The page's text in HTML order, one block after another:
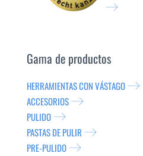
Gama de productos
HERRAMIENTAS CON VÁSTAGO
ACCESORIOS
PULIDO
PASTAS DE PULIR
PRE-PULIDO